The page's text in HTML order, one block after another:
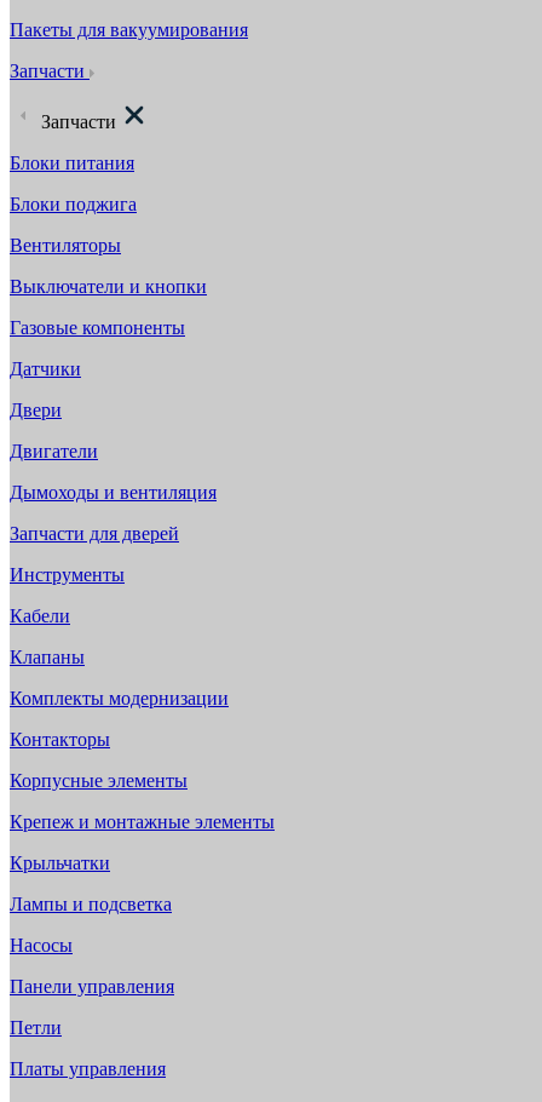
Пакеты для вакуумирования
Запчасти
Запчасти
Блоки питания
Блоки поджига
Вентиляторы
Выключатели и кнопки
Газовые компоненты
Датчики
Двери
Двигатели
Дымоходы и вентиляция
Запчасти для дверей
Инструменты
Кабели
Клапаны
Комплекты модернизации
Контакторы
Корпусные элементы
Крепеж и монтажные элементы
Крыльчатки
Лампы и подсветка
Насосы
Панели управления
Петли
Платы управления